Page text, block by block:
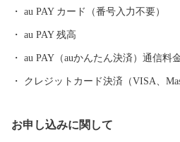
au PAY カード（番号入力不要）
au PAY 残高
au PAY（auかんたん決済）通信料
クレジットカード決済（VISA、
お申し込みに関して